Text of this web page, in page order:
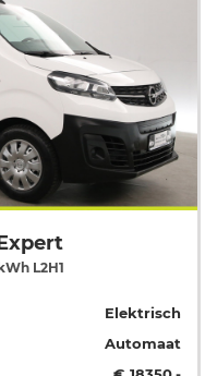
L2H1
Elektrisch
Automaat